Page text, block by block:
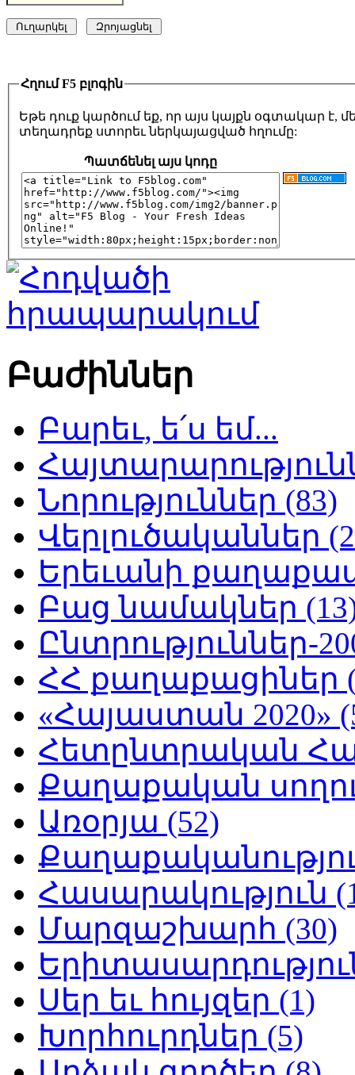
Հղում F5 բլոգին
Եթե դուք կարծում եք, որ այս կայքն օգտակար է,
տեղադրեք ստորեւ ներկայացված հղումը:
Պատճենել այս կոդը
Բաժիններ
Բարեւ, ե՛ս եմ...
Նորություններ (83)
Վերլուծականներ
Երեւանի
Բաց նամակներ
Ընտրություններ-
ՀՀ քաղաքացիներ
«Հայաստան 2020»
Հետընտրական
Քաղաքական
Առօրյա (52)
Հասարակություն
Մարզաշխարհ (30)
Սեր եւ հույզեր (1)
Խորհուրդներ (5)